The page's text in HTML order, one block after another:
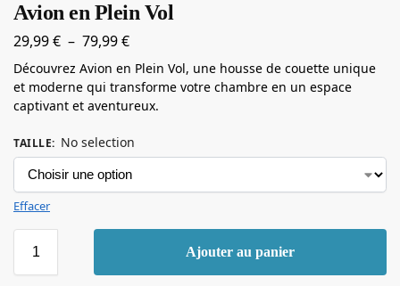
Avion en Plein Vol
29,99€ – 79,99€
Découvrez Avion en Plein Vol, une housse de couette unique
et moderne qui transforme votre chambre en un espace
captivant et aventureux.
TAILLE: No selection
Effacer
Ajouter au panier